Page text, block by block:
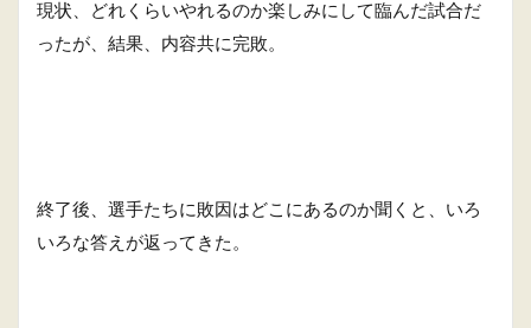
現状、どれくらいやれるのか楽しみにして臨んだ試合だ
ったが、結果、内容共に完敗。
終了後、選手たちに敗因はどこにあるのか聞くと、いろ
いろな答えが返ってきた。